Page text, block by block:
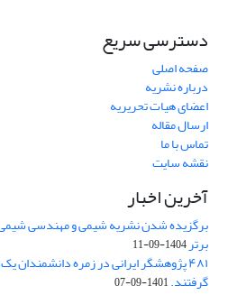
دسترسی سریع
صفحه اصلی
درباره نشریه
اعضای هیات تحریریه
ارسال مقاله
تماس با ما
نقشه سایت
آخرین اخبار
برگزیده شدن نشریه شیمی و مهندسی شیمی
برتر1404-09-11
۴۸۱ پژوهشگر ایرانی در زمره دانشمندان
گرفتند.1401-09-07